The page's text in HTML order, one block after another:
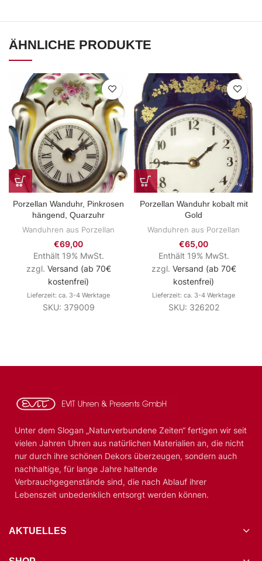
ÄHNLICHE PRODUKTE
Porzellan Wanduhr, Pinkrosen
hängend, Quarzuhr
Wanduhren aus Porzellan
€69,00
Enthält 19% MwSt.
zzgl. Versand (ab 70€
kostenfrei)
Lieferzeit: ca. 3-4 Werktage
SKU: 379009
Porzellan Wanduhr kobalt mit
Gold
Wanduhren aus Porzellan
€65,00
Enthält 19% MwSt.
zzgl. Versand (ab 70€
kostenfrei)
Lieferzeit: ca. 3-4 Werktage
SKU: 326202
Unter dem Slogan „Naturverbundene Zeiten“ fertigen wir seit
vielen Jahren Uhren aus natürlichen Materialien an, die nicht
nur durch ihre schönen Dekors überzeugen, sondern auch
nachhaltige, für lange Jahre haltende
Verbrauchgegenstände sind, die nach Ablauf ihrer
Lebenszeit unbedenklich entsorgt werden können.
AKTUELLES